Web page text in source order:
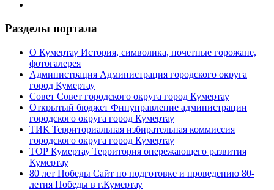
Разделы портала
О Кумертау История, символика, почетные горожане,
фотогалерея
Администрация Администрация городского округа
город Кумертау
Совет Совет городского округа город Кумертау
Открытый бюджет Финуправление администрации
городского округа город Кумертау
ТИК Территориальная избирательная коммиссия
городского округа город Кумертау
ТОР Кумертау Территория опережающего развития
Кумертау
80 лет Победы Сайт по подготовке и проведению 80-
летия Победы в г.Кумертау